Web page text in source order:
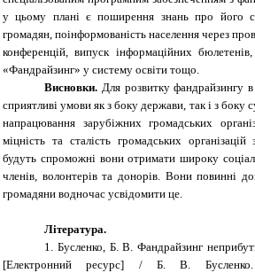
у цьому плані є поширення знань про його
громадян, поінформованість населення через
конференцій, випуск інформаційних
«Фандрайзинг» у систему освіти тощо.
Висновки. Для розвитку фандрайзингу
сприятливі умови як з боку держави, так і з боку
напрацювання зарубіжних громадських
міцність та сталість громадських
будуть спроможні вони отримати широку
членів, волонтерів та донорів. Вони повинні
громадяни водночас усвідомити це.
Література.
1. Бусленко, Б. В. Фандрайзинг
[Електронний ресурс] / Б. В.